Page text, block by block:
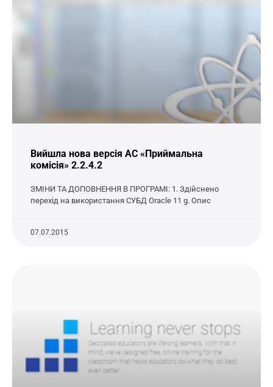
Вийшла нова версія АС «Приймальна
комісія» 2.2.4.2
ЗМІНИ ТА ДОПОВНЕННЯ В ПРОГРАМІ: 1. Здійснено
перехід на використання СУБД Oracle 11 g. Опис
07.07.2015